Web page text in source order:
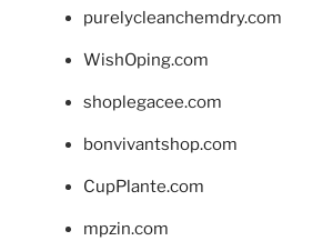
purelycleanchemdry.com
WishOping.com
shoplegacee.com
bonvivantshop.com
CupPlante.com
mpzin.com